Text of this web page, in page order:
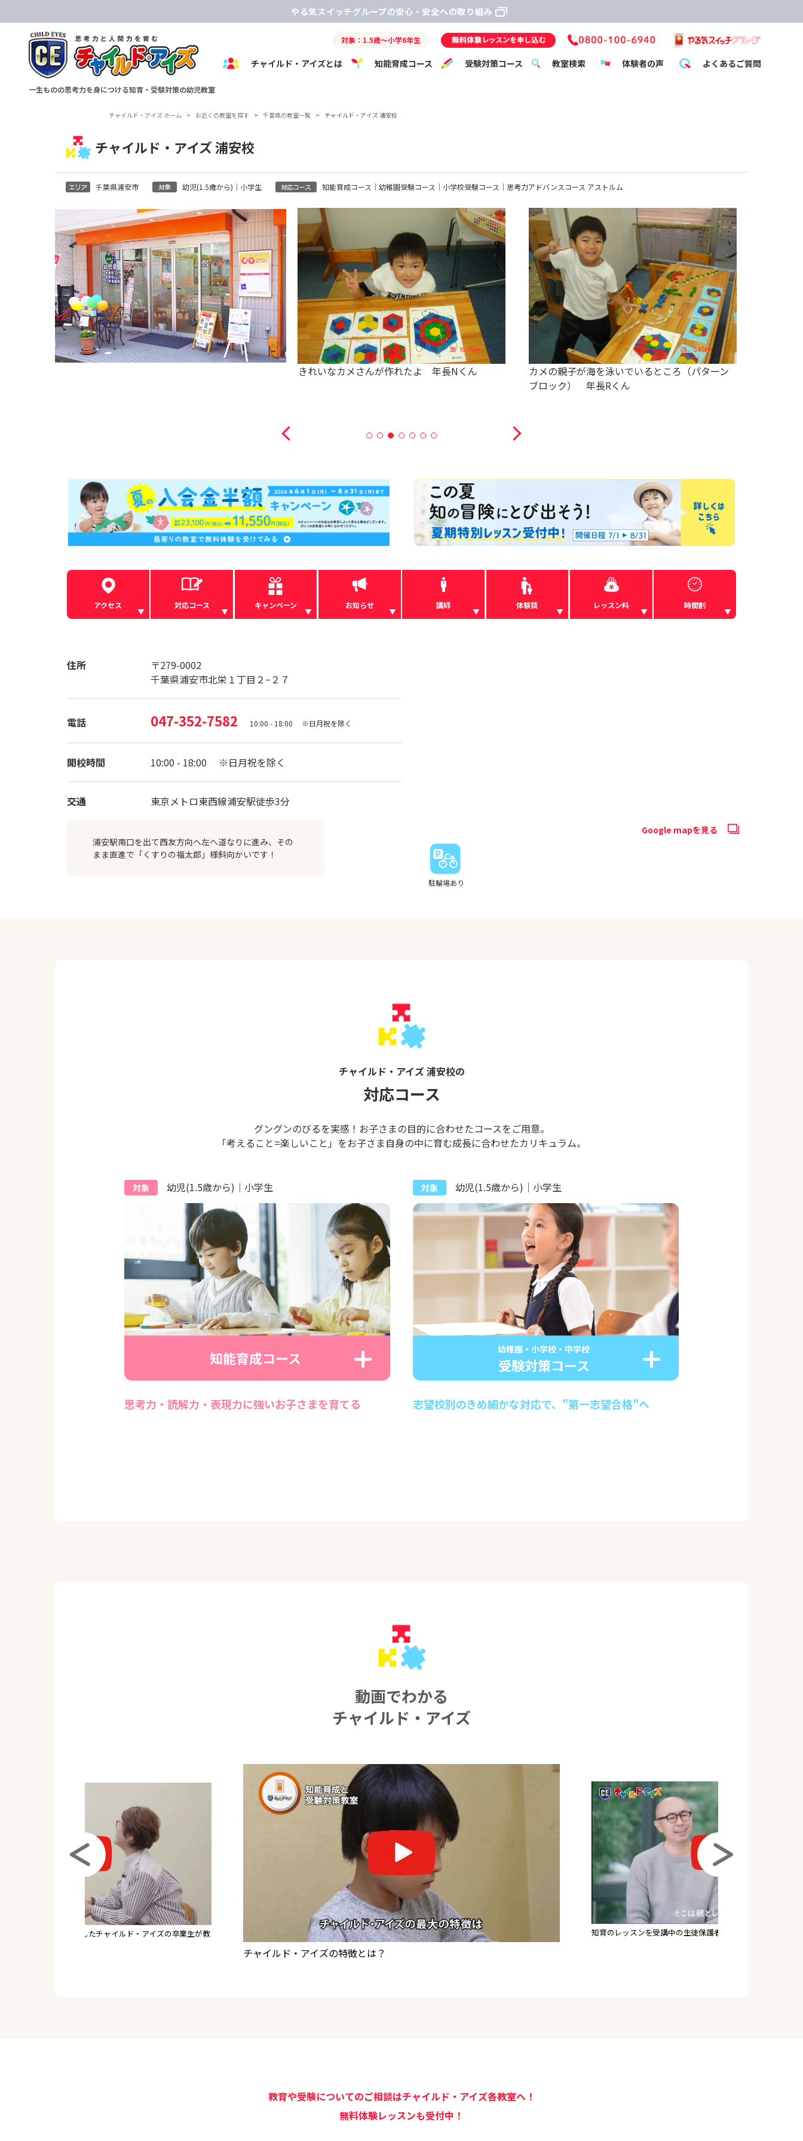
やる気スイッチグループの安心・安全への取り組み
一生ものの思考力を身につける知育・受験対策の幼児教室
対象：1.5歳～小学6年生
チャイルド・アイズとは 知能育成コース 受験対策コース 教室検索 体験者の声 よくあるご質問
チャイルド・アイズ ホーム > お近くの教室を探す > 千葉県の教室一覧 > チャイルド・アイズ 浦安校
チャイルド・アイズ 浦安校
千葉県浦安市 幼児(1.5歳から)｜小学生 知能育成コース｜幼稚園受験コース｜小学校受験コース｜思考力アドバンスコース アストルム
きれいなカメさんが作れたよ 年長Nくん
カメの親子が海を泳いでいるところ（パターン
ブロック） 年長Rくん
アクセス 対応コース キャンペーン お知らせ 講師 体験談 レッスン料 時間割
住所
〒279-0002
千葉県浦安市北栄１丁目２−２７
電話 047-352-7582 10:00 - 18:00 ※日月祝を除く
開校時間 10:00 - 18:00 ※日月祝を除く
交通 東京メトロ東西線浦安駅徒歩3分
浦安駅南口を出て西友方向へ左へ道なりに進み、その
まま直進で「くすりの福太郎」様斜向かいです！
Google mapを見る
駐輪場あり
チャイルド・アイズ 浦安校の
対応コース
グングンのびるを実感！お子さまの目的に合わせたコースをご用意。
「考えること=楽しいこと」をお子さま自身の中に育む成長に合わせたカリキュラム。
対象 幼児(1.5歳から)｜小学生
知能育成コース
思考力・読解力・表現力に強いお子さまを育てる
対象 幼児(1.5歳から)｜小学生
幼稚園・小学校・中学校
受験対策コース
志望校別のきめ細かな対応で、"第一志望合格"へ
動画でわかる
チャイルド・アイズ
と対談】東大現役合格したチャイルド・アイズの卒業生が教
チャイルド・アイズの特徴とは？
知育のレッスンを受講中の生徒保護者さまへインタビュー
教育や受験についてのご相談はチャイルド・アイズ各教室へ！
無料体験レッスンも受付中！